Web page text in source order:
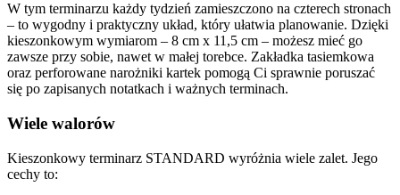
W tym terminarzu każdy tydzień zamieszczono na czterech stronach
– to wygodny i praktyczny układ, który ułatwia planowanie. Dzięki
kieszonkowym wymiarom – 8 cm x 11,5 cm – możesz mieć go
zawsze przy sobie, nawet w małej torebce. Zakładka tasiemkowa
oraz perforowane narożniki kartek pomogą Ci sprawnie poruszać
się po zapisanych notatkach i ważnych terminach.
Wiele walorów
Kieszonkowy terminarz STANDARD wyróżnia wiele zalet. Jego
cechy to: